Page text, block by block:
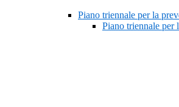
Piano triennale per la
Piano triennale per